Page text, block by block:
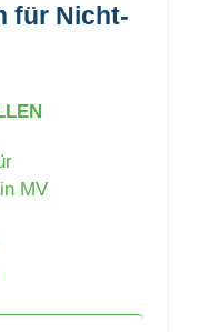
für Nicht-
MV